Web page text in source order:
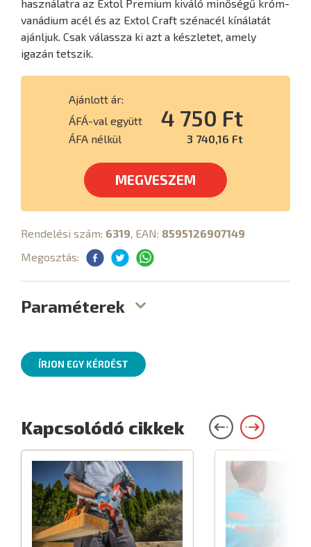
használatra az Extol Premium kiváló minőségű króm-
vanádium acél és az Extol Craft szénacél kínálatát
ajánljuk. Csak válassza ki azt a készletet, amely
igazán tetszik.
Ajánlott ár:
ÁFÁ-val együtt
4 750 Ft
ÁFA nélkül 3 740,16 Ft
MEGVESZEM
Rendelési szám: 6319 , EAN: 8595126907149
Megosztás:
Paraméterek
ÍRJON EGY KÉRDÉST
Kapcsolódó cikkek